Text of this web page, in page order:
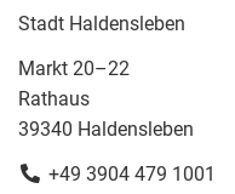
Stadt Haldensleben
Markt 20–22
Rathaus
39340 Haldensleben
+49 3904 479 1001